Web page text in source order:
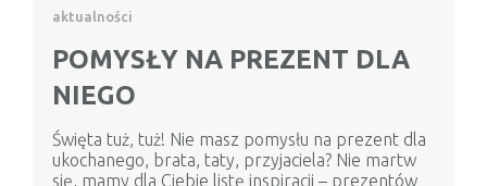
aktualności
POMYSŁY NA PREZENT DLA
NIEGO
Święta tuż, tuż! Nie masz pomysłu na prezent dla
ukochanego, brata, taty, przyjaciela? Nie martw
się, mamy dla Ciebie listę inspiracji – prezentów